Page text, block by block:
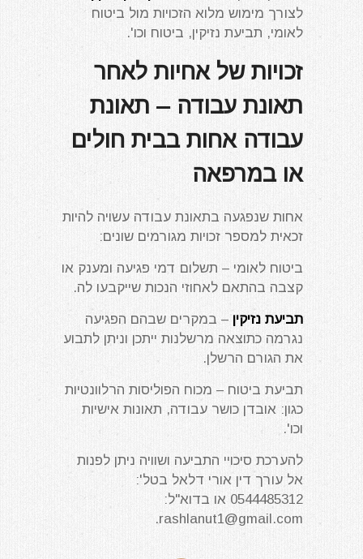
לצורך מימוש מלוא הזכויות מול ביטוח
לאומי, תביעת נזיקין, ביטוח וכו'.
זכויות של אחיות לאחר
תאונת עבודה – תאונת
עבודה אחות בבית חולים
או במרפאה
אחות שנפגעה בתאונת עבודה עשויה להיות
זכאית למספר זכויות מגורמים שונים:
ביטוח לאומי – תשלום דמי פגיעה ומענק או
קצבה בהתאם לאחוזי הנכות שייקבעו לה.
תביעת נזיקין – במקרים שבהם הפגיעה
נגרמה כתוצאה מרשלנות ייתכן וניתן לתבוע
את הגורם הרשלן.
תביעת ביטוח – מכוח הפוליסות הרלוונטיות
כגון: אובדן כושר עבודה, תאונות אישיות
וכו'.
להערכת סיכויי התביעה ושוויה ניתן לפנות
אל עורך דין אורי דלאל בטל':
0544485312 או בדוא"ל:
rashlanut1@gmail.com
.